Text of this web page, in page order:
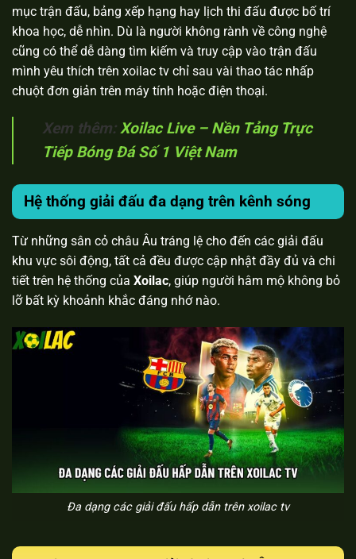
mục trận đấu, bảng xếp hạng hay lịch thi đấu được bố trí
khoa học, dễ nhìn. Dù là người không rành về công nghệ
cũng có thể dễ dàng tìm kiếm và truy cập vào trận đấu
mình yêu thích trên xoilac tv chỉ sau vài thao tác nhấp
chuột đơn giản trên máy tính hoặc điện thoại.
Xem thêm:Xoilac Live – Nền Tảng Trực
Tiếp Bóng Đá Số 1 Việt Nam
Hệ thống giải đấu đa dạng trên kênh sóng
Từ những sân cỏ châu Âu tráng lệ cho đến các giải đấu
khu vực sôi động, tất cả đều được cập nhật đầy đủ và chi
tiết trên hệ thống của Xoilac, giúp người hâm mộ không bỏ
lỡ bất kỳ khoảnh khắc đáng nhớ nào.
Đa dạng các giải đấu hấp dẫn trên xoilac tv